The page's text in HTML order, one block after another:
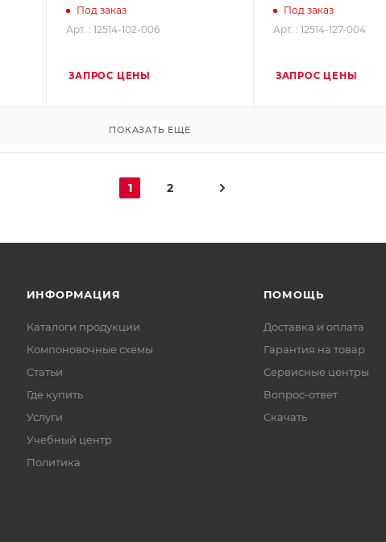
Под заказ
Арт. : 12514-102-006
ЗАПРОС ЦЕНЫ
Под заказ
Арт. : 12514-127-004
ЗАПРОС ЦЕНЫ
ПОКАЗАТЬ ЕЩЕ
1 2
ИНФОРМАЦИЯ
Каталоги продукции
Компоновочные схемы
Статьи
Где купить
Услуги
Учебный центр
Политика
ПОМОЩЬ
Доставка и оплата
Гарантия на товар
Сервисные центры
Вопрос-ответ
Скачать